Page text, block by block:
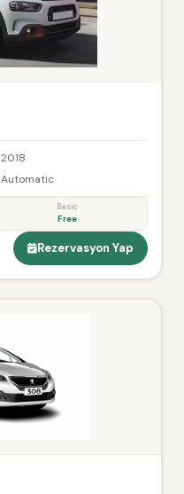
2018
Automatic
Basic
Free
Rezervasyon Yap